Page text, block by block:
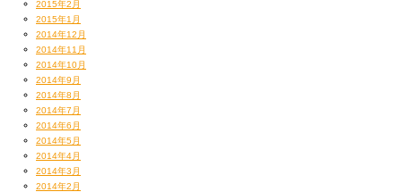
2015年2月
2015年1月
2014年12月
2014年11月
2014年10月
2014年9月
2014年8月
2014年7月
2014年6月
2014年5月
2014年4月
2014年3月
2014年2月